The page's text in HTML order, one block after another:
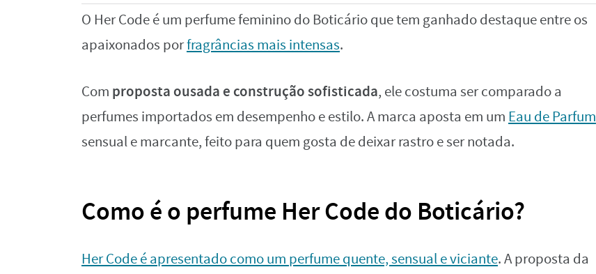
O Her Code é um perfume feminino do Boticário que tem ganhado destaque entre os
apaixonados porfragrâncias mais intensas.
Com proposta ousada e construção sofisticada, ele costuma ser comparado a
perfumes importados em desempenho e estilo. A marca aposta em um Eau de Parfum
sensual e marcante, feito para quem gosta de deixar rastro e ser notada.
Como é o perfume Her Code do Boticário?
Her Code é apresentado como um perfume quente, sensual e viciante. A proposta da